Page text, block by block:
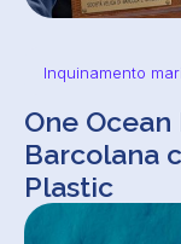
Inquinamento
One
Barcolana
Plastic